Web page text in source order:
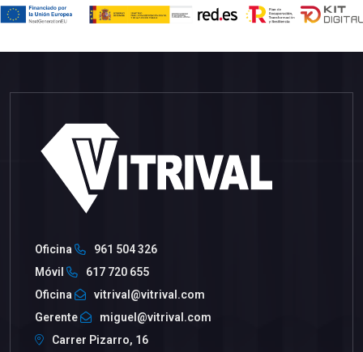
Oficina
961 504 326
Móvil
617 720 655
Oficina
vitrival@vitrival.com
Gerente
miguel@vitrival.com
Carrer Pizarro, 16